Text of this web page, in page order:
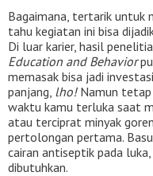
Bagaimana, tertarik untuk
tahu kegiatan ini bisa
Di luar karier, hasil
Education and Behavior
memasak bisa jadi
panjang, lho!Namun tetap
waktu kamu terluka saat
atau terciprat minyak
pertolongan pertama.
cairan antiseptik pada
dibutuhkan.